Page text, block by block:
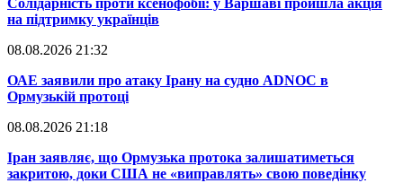
​Солідарність проти ксенофобії: у Варшаві пройшла акція
на підтримку українців
08.08.2026 21:32
​ОАЕ заявили про атаку Ірану на судно ADNOC в
Ормузькій протоці
08.08.2026 21:18
​Іран заявляє, що Ормузька протока залишатиметься
закритою, доки США не «виправлять» свою поведінку